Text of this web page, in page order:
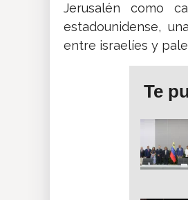
Jerusalén como
estadounidense,
entre israelíes y
Te